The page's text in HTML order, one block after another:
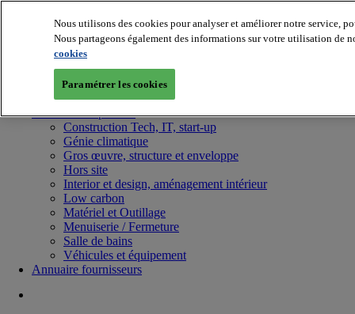
Batiradio
Articles & expertises
Construction Tech, IT, start-up
Génie climatique
Gros œuvre, structure et enveloppe
Hors site
Interior et design, aménagement intérieur
Low carbon
Matériel et Outillage
Menuiserie / Fermeture
Salle de bains
Véhicules et équipement
Annuaire fournisseurs
Nous utilisons des cookies pour analyser et améliorer notre service,
Nous partageons également des informations sur votre utilisation de
cookies
Paramétrer les cookies